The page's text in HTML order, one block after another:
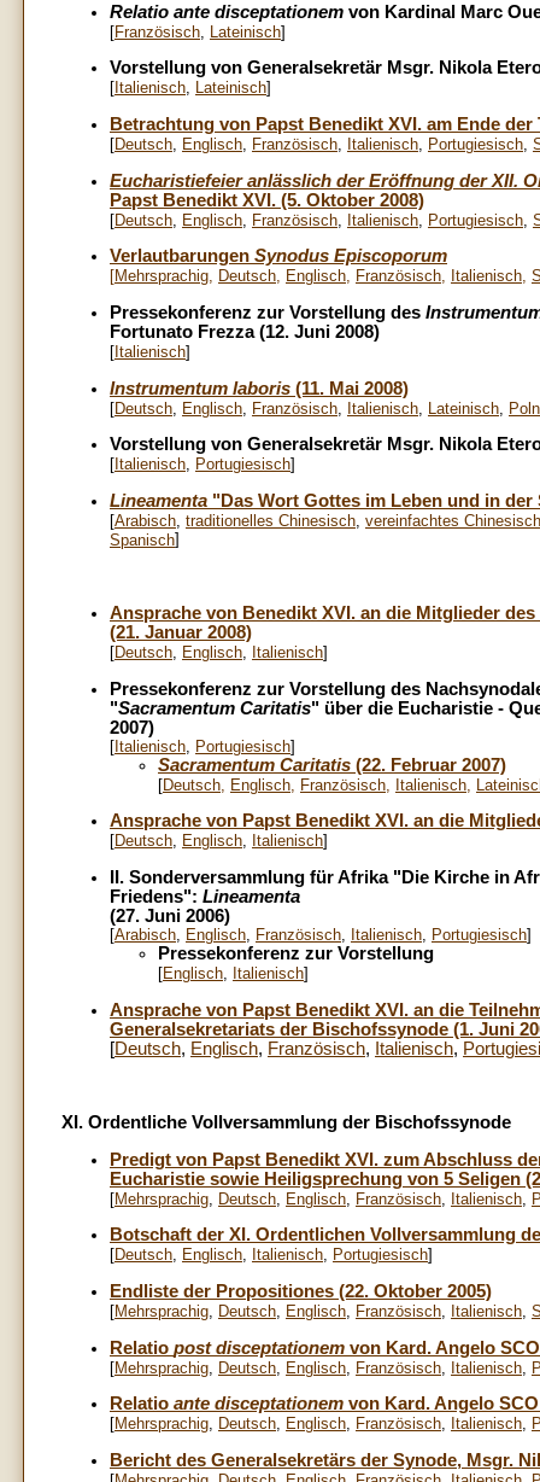
Relatio ante disceptationem von Kardinal Marc
[Französisch Lateinisch]
Vorstellung von Generalsekretär Msgr. Nikola
[ Italienisch, Lateinisch]
Betrachtung von Papst Benedikt XVI. am Ende der
[Deutsch Englisch Französisch Italienisch Portugiesisch
Eucharistiefeier anlässlich der Eröffnung der XII.
Papst Benedikt XVI. (5. Oktober 2008)
[Deutsch Englisch Französisch Italienisch Portugiesisch
Verlautbarungen Synodus Episcoporum
[Mehrsprachig, Deutsch, Englisch, Französisch, Italienisch,
Pressekonferenz zur Vorstellung des
Fortunato Frezza (12. Juni 2008)
[ Italienisch]
Instrumentum laboris (11. Mai 2008)
[Deutsch Englisch Französisch Italienisch Lateinisch
Vorstellung von Generalsekretär Msgr. Nikola
[ Italienisch, Portugiesisch]
Lineamenta "Das Wort Gottes im Leben und in
[Arabisch traditionelles Chinesisch vereinfachtes Chinesisch
Spanisch]
Ansprache von Benedikt XVI. an die Mitglieder
(21. Januar 2008)
[Deutsch, Englisch, Italienisch]
Pressekonferenz zur Vorstellung des
"Sacramentum Caritatis" über die Eucharistie -
2007)
[ Italienisch Portugiesisch]
Sacramentum Caritatis (22. Februar 2007)
[Deutsch Englisch Französisch Italienisch
Ansprache von Papst Benedikt XVI. an die
[Deutsch, Englisch, Italienisch]
II. Sonderversammlung für Afrika "Die Kirche in
Friedens": Lineamenta
(27. Juni 2006)
[Arabisch, Englisch, Französisch, Italienisch, Portugiesisch]
Pressekonferenz zur Vorstellung
[Englisch, Italienisch]
Ansprache von Papst Benedikt XVI. an die
Generalsekretariats der Bischofssynode (1. Juni
[Deutsch, Englisch, Französisch, Italienisch,
XI. Ordentliche Vollversammlung der Bischofssynode
Predigt von Papst Benedikt XVI. zum Abschluss
Eucharistie sowie Heiligsprechung von 5 Seligen
[Mehrsprachig Deutsch Englisch Französisch Italienisch
Botschaft der XI. Ordentlichen Vollversammlung
[Deutsch, Englisch, Italienisch, Portugiesisch]
Endliste der Propositiones (22. Oktober 2005)
[Mehrsprachig, Deutsch, Englisch, Französisch, Italienisch,
Relatio post disceptationem von Kard. Angelo
[Mehrsprachig Deutsch Englisch Französisch Italienisch
Relatio ante disceptationem von Kard. Angelo
[Mehrsprachig, Deutsch, Englisch, Französisch, Italienisch,
Bericht des Generalsekretärs der Synode, Msgr.